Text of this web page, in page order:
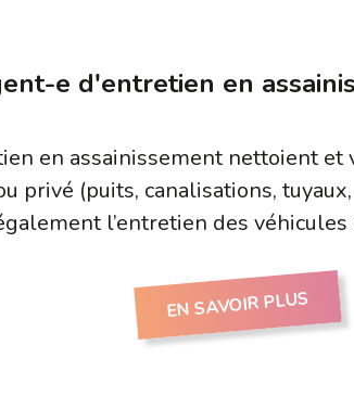
e d'entretien en
en assainissement nettoient et
privé (puits, canalisations,
l’entretien des véhicules
EN SAVOIR PLUS